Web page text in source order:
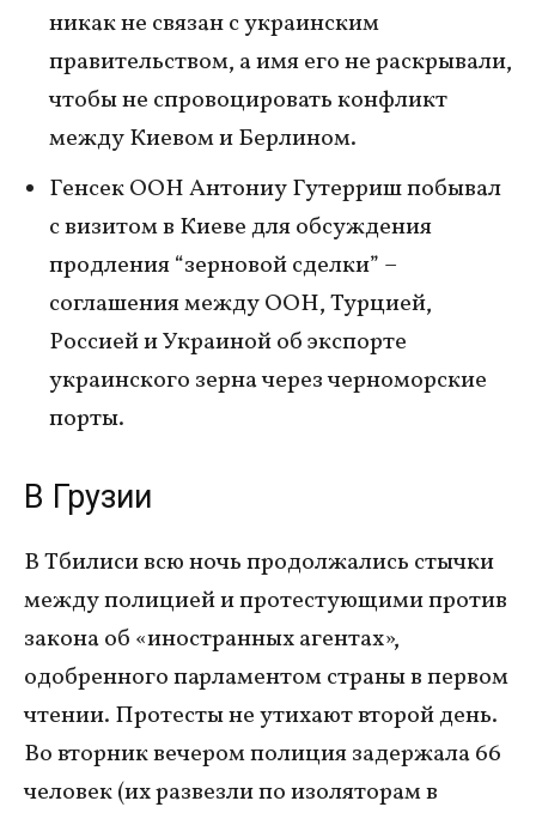
никак не связан с украинским
правительством, а имя его не раскрывали,
чтобы не спровоцировать конфликт
между Киевом и Берлином.
Генсек ООН Антониу Гутерриш побывал
с визитом в Киеве для обсуждения
продления “зерновой сделки” –
соглашения между ООН, Турцией,
Россией и Украиной об экспорте
украинского зерна через черноморские
порты.
В Грузии
В Тбилиси всю ночь продолжались стычки
между полицией и протестующими против
закона об «иностранных агентах»,
одобренного парламентом страны в первом
чтении. Протесты не утихают второй день.
Во вторник вечером полиция задержала 66
человек (их развезли по изоляторам в